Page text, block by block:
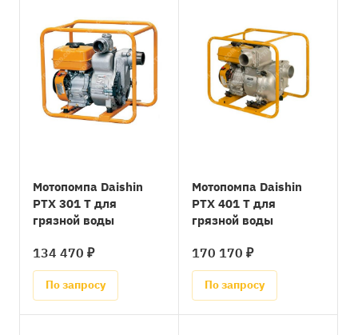
Мотопомпа Daishin
PTX 301 T для
грязной воды
134 470 ₽
По запросу
Мотопомпа Daishin
PTX 401 T для
грязной воды
170 170 ₽
По запросу